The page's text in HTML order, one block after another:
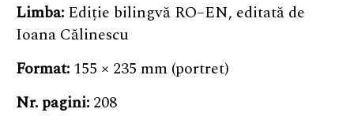
Limba: Ediție bilingvă RO–EN, editată de
Ioana Călinescu
Format: 155 × 235 mm (portret)
Nr. pagini: 208